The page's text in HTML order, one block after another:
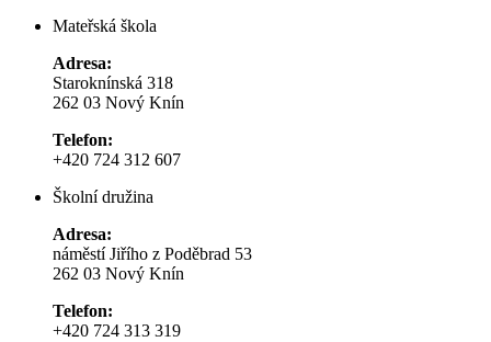
Mateřská škola
Adresa:
Staroknínská 318
262 03 Nový Knín
Telefon:
+420 724 312 607
Školní družina
Adresa:
náměstí Jiřího z Poděbrad 53
262 03 Nový Knín
Telefon:
+420 724 313 319